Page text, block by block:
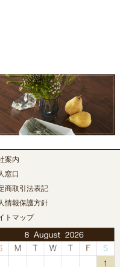
案内
窓口
商取引法表記
情報保護方針
トマップ